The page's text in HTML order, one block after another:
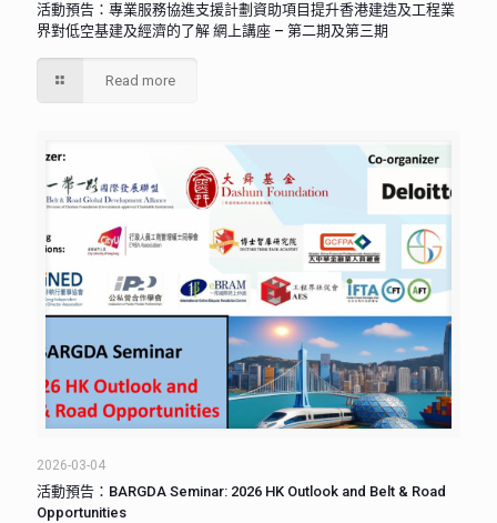
活動預告：專業服務協進支援計劃資助項目提升香港建造及工程業
界對低空基建及經濟的了解 網上講座 – 第二期及第三期
Read more
2026-03-04
活動預告：BARGDA Seminar: 2026 HK Outlook and Belt & Road
Opportunities